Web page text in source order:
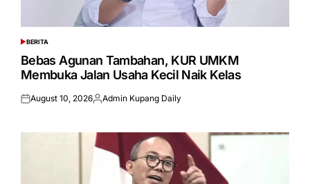
POSTED
IN
BERITA
Bebas Agunan Tambahan, KUR UMKM
Membuka Jalan Usaha Kecil Naik Kelas
Posted
August 10, 2026Posted
Admin Kupang Daily